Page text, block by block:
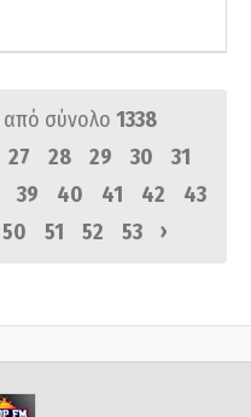
από σύνολο 1338
27 28 29 30
31
39 40 41 42
43
50 51 52 53 ›